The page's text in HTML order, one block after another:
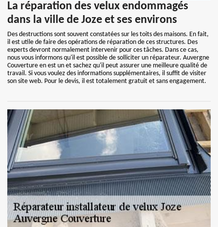
La réparation des velux endommagés
dans la ville de Joze et ses environs
Des destructions sont souvent constatées sur les toits des maisons. En fait,
il est utile de faire des opérations de réparation de ces structures. Des
experts devront normalement intervenir pour ces tâches. Dans ce cas,
nous vous informons qu'il est possible de solliciter un réparateur. Auvergne
Couverture en est un et sachez qu'il peut assurer une meilleure qualité de
travail. Si vous voulez des informations supplémentaires, il suffit de visiter
son site web. Pour le devis, il est totalement gratuit et sans engagement.